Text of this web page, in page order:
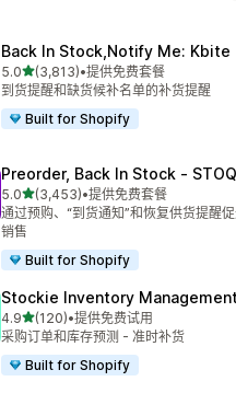
Back In Stock,Notify Me: Kbite
5.0星（满分 5 星）
(3,813)
总共 3813 条评论
•提供免费套餐
到货提醒和缺货候补名单的补货提醒
Built for Shopify
Preorder, Back In Stock ‑ STOQ
5.0星（满分 5 星）
(3,453)
总共 3453 条评论
•提供免费套餐
通过预购、“到货通知”和恢复供货提醒
销售
Built for Shopify
Stockie Inventory Management
4.9星（满分 5 星）
(120)
总共 120 条评论
•提供免费试用
采购订单和库存预测 - 准时补货
Built for Shopify